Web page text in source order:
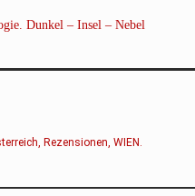
Dunkel – Insel – Nebel
, Rezensionen,WIEN .